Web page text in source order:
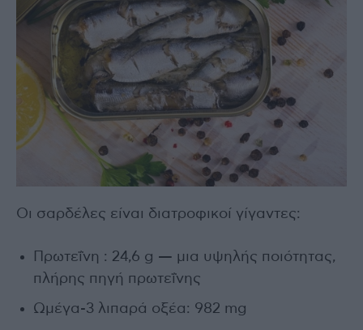
Οι σαρδέλες είναι διατροφικοί γίγαντες:
Πρωτεΐνη : 24,6 g — μια υψηλής ποιότητας,
πλήρης πηγή πρωτεΐνης
Ωμέγα-3 λιπαρά οξέα: 982 mg